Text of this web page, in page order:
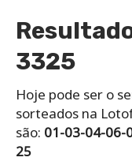
3325
Hoje pode ser o
sorteados na
são: 01-03-04-06-
25